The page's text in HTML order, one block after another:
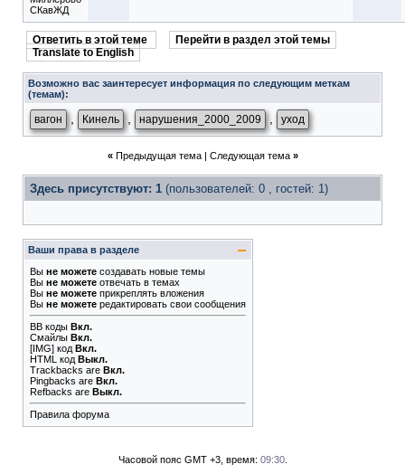
СКавЖД
Ответить в этой теме
Перейти в раздел этой темы
Translate to English
Возможно вас заинтересует информация по следующим меткам
(темам):
вагон Кинель нарушения_2000_2009 уход
« Предыдущая тема| Следующая тема »
Здесь присутствуют: 1 (пользователей: 0 , гостей: 1)
Ваши права в разделе
Вы не можете создавать новые темы
Вы не можете отвечать в темах
Вы не можете прикреплять вложения
Вы не можете редактировать свои сообщения
BB коды Вкл.
Смайлы Вкл.
[IMG] код Вкл.
HTML код Выкл.
Trackbacks are Вкл.
Pingbacks are Вкл.
Refbacks are Выкл.
Правила форума
Часовой пояс GMT +3, время: 09:30.